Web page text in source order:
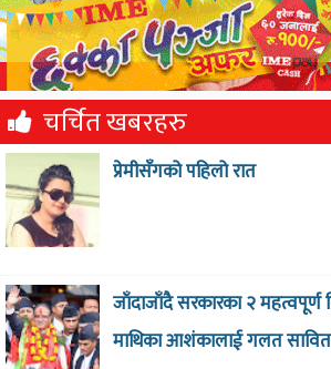
चर्चित खबरहरु
प्रेमीसँगको पहिलो रात
जाँदाजाँदै सरकारका २ महत्वपूर्ण
माथिका आशंकालाई गलत सावित